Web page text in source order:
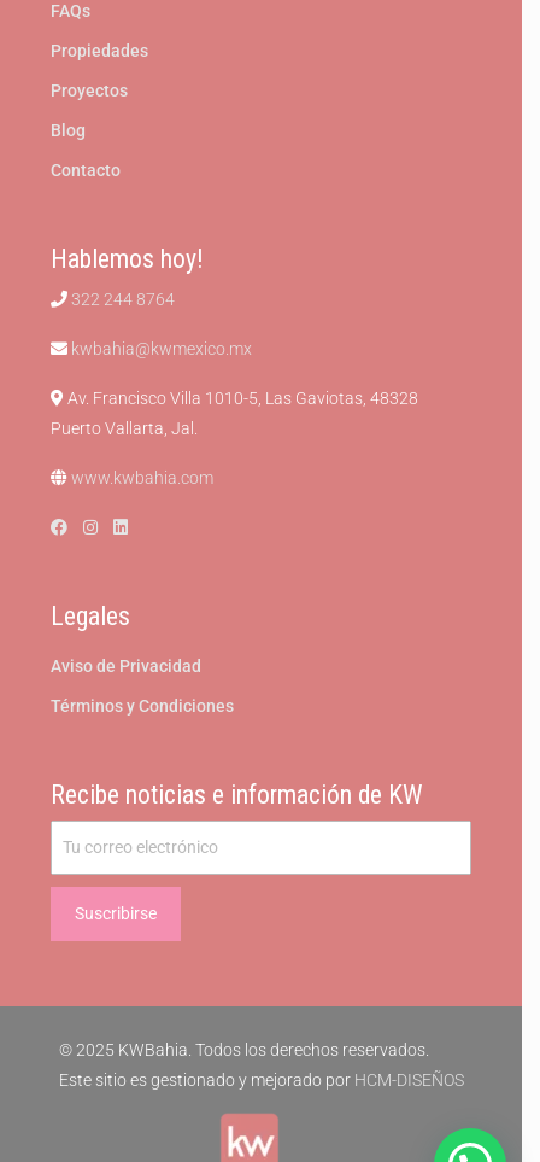
FAQs
Propiedades
Proyectos
Blog
Contacto
Hablemos hoy!
322 244 8764
kwbahia@kwmexico.mx
Av. Francisco Villa 1010-5, Las Gaviotas, 48328
Puerto Vallarta, Jal.
www.kwbahia.com
Legales
Aviso de Privacidad
Términos y Condiciones
Recibe noticias e información de KW
© 2025 KWBahia. Todos los derechos reservados.
Este sitio es gestionado y mejorado por HCM-DISEÑOS